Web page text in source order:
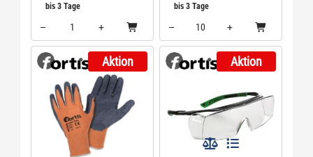
bis 3 Tage
–
+
Menge: 1
bis 3 Tage
–
+
Menge: 10
Aktion Aktion